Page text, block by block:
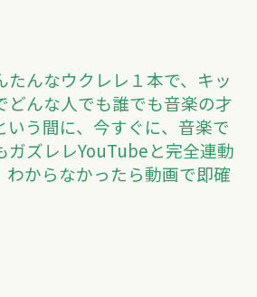
たんなウクレレ１本で、キッ
どんな人でも誰でも音楽の才
う間に、今すぐに、音楽で
ガズレレYouTubeと完全連動
わからなかったら動画で即確